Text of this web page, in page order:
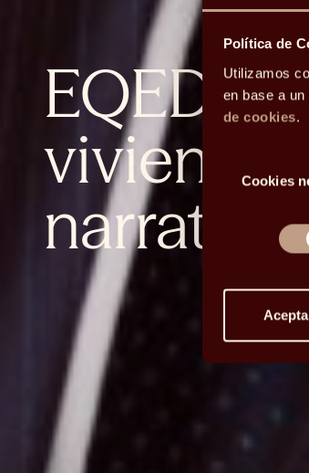
Política de
Utilizamos
en base a
de cookies.
de
Cookies
EQED:
vivienda,